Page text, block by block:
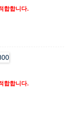
합합니다.
폴더 글루어입니다.
. 한 장 또는 두 장의
하게 접착합니다. 이
접착 시스템을 갖추고
접착제 도포용이며
합합니다.
는 폴더 글루어입니다.
다. 한 장 또는 두 장의